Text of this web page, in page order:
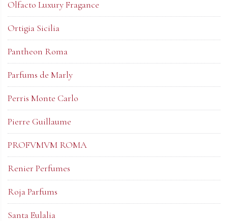
Olfacto Luxury Fragance
Ortigia Sicilia
Pantheon Roma
Parfums de Marly
Perris Monte Carlo
Pierre Guillaume
PROFVMVM ROMA
Renier Perfumes
Roja Parfums
Santa Eulalia